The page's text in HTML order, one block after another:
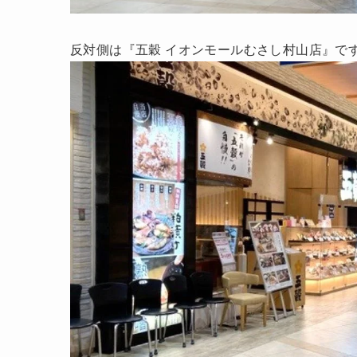
反対側は『五穀 イオンモールむさし村山店』で